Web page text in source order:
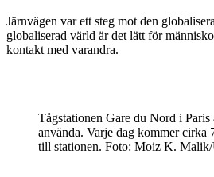
Järnvägen var ett steg mot den
globaliserad värld är det lätt för
kontakt med varandra.
Tågstationen Gare du Nord i Paris
använda. Varje dag kommer cirka
till stationen. Foto: Moiz K. Malik/